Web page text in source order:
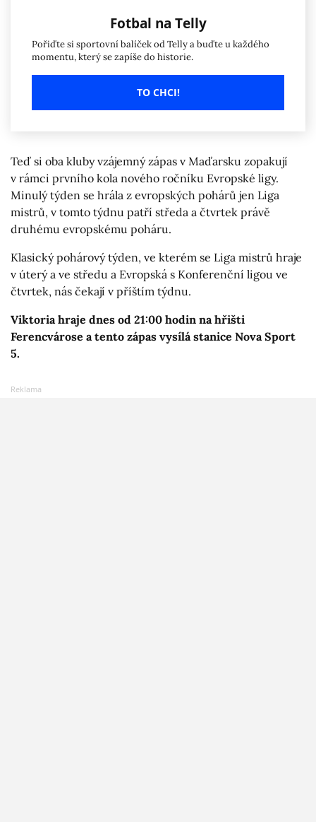
Fotbal na Telly
Pořiďte si sportovní balíček od Telly a buďte u každého
momentu, který se zapíše do historie.
TO CHCI!
Teď si oba kluby vzájemný zápas v Maďarsku zopakují
v rámci prvního kola nového ročníku Evropské ligy.
Minulý týden se hrála z evropských pohárů jen Liga
mistrů, v tomto týdnu patří středa a čtvrtek právě
druhému evropskému poháru.
Klasický pohárový týden, ve kterém se Liga mistrů hraje
v úterý a ve středu a Evropská s Konferenční ligou ve
čtvrtek, nás čekají v příštím týdnu.
Viktoria hraje dnes od 21:00 hodin na hřišti
Ferencvárose a tento zápas vysílá stanice Nova Sport
5.